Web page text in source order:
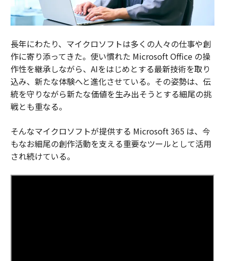
長年にわたり、マイクロソフトは多くの人々の仕事や創
作に寄り添ってきた。使い慣れた Microsoft Office の操
作性を継承しながら、AIをはじめとする最新技術を取り
込み、新たな体験へと進化させている。その姿勢は、伝
統を守りながら新たな価値を生み出そうとする細尾の挑
戦とも重なる。
そんなマイクロソフトが提供する Microsoft 365 は、今
もなお細尾の創作活動を支える重要なツールとして活用
され続けている。